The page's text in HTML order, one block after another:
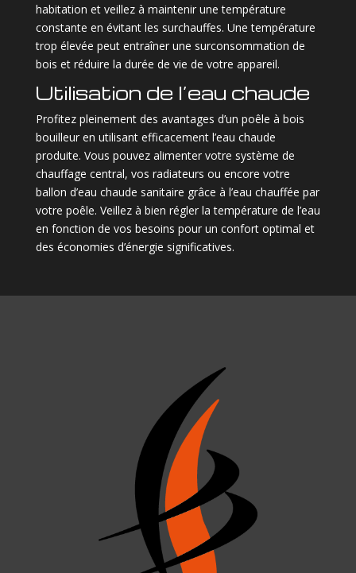
habitation et veillez à maintenir une température
constante en évitant les surchauffes. Une température
trop élevée peut entraîner une surconsommation de
bois et réduire la durée de vie de votre appareil.
Utilisation de l’eau chaude
Profitez pleinement des avantages d’un poêle à bois
bouilleur en utilisant efficacement l’eau chaude
produite. Vous pouvez alimenter votre système de
chauffage central, vos radiateurs ou encore votre
ballon d’eau chaude sanitaire grâce à l’eau chauffée par
votre poêle. Veillez à bien régler la température de l’eau
en fonction de vos besoins pour un confort optimal et
des économies d’énergie significatives.